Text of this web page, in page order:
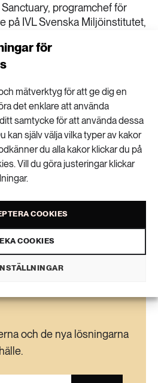
för
mätverktyg för att ge dig en
det enklare att använda
samtycke för att använda dessa
kan själv välja vilka typer av kakor
du alla kakor klickar du på
Vill du göra justeringar klickar
COOKIES
COOKIES
programchef för
på IVL Svenska Miljöinstitutet,
inom särskilt känsliga miljö-
områden som exempelvis
blir därför enligt Mark
som är varumärkesstrategi
ger effekter på miljö- och
(0) OCH DELA
och de nya lösningarna